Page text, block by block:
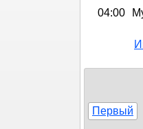
04:00
Первый